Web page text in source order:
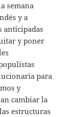
semana
y a
anticipadas
y poner
para
y
cambiar la
estructuras